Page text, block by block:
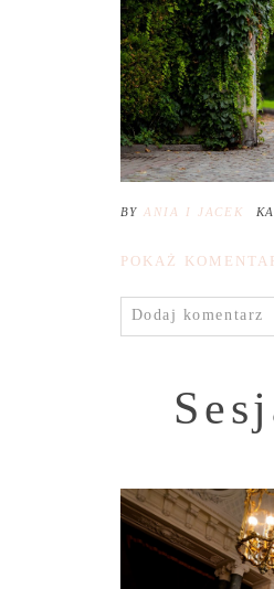
BY ANIA I JACEK
POKAŻ
Dodaj komentarz